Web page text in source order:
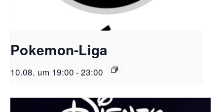
Pokemon-Liga
10.08. um 19:00 - 23:00